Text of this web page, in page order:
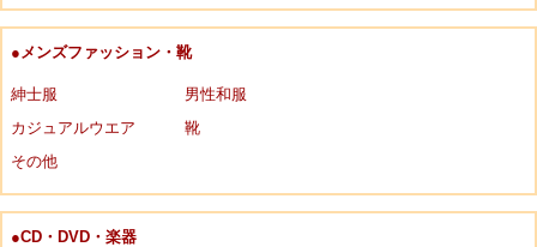
●メンズファッション・靴
紳士服
男性和服
カジュアルウエア
靴
その他
●CD・DVD・楽器